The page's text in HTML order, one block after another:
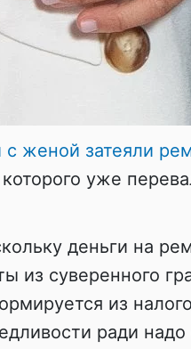
с женой затеяли
уже
деньги на
из суверенного
из
ради надо